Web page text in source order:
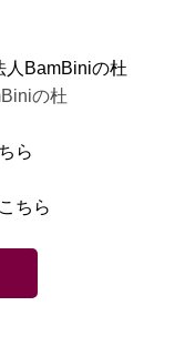
人BamBiniの杜
ら
ちら